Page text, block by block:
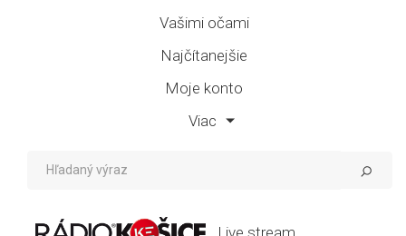
Vašimi očami
Najčítanejšie
Moje konto
Viac
Live stream